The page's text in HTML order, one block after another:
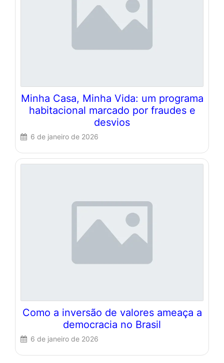
Minha Casa, Minha Vida: um programa
habitacional marcado por fraudes e
desvios
6 de janeiro de 2026
Como a inversão de valores ameaça a
democracia no Brasil
6 de janeiro de 2026